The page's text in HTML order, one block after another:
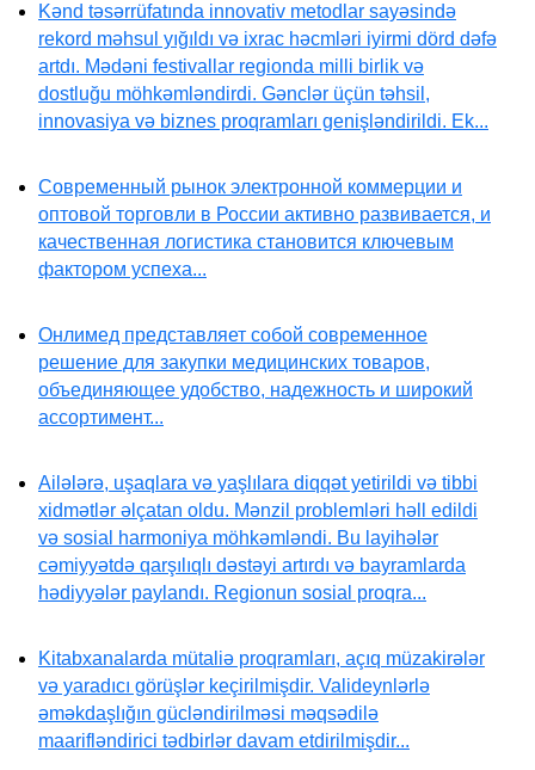
Kənd təsərrüfatında innovativ metodlar sayəsində
rekord məhsul yığıldı və ixrac həcmləri iyirmi dörd dəfə
artdı. Mədəni festivallar regionda milli birlik və
dostluğu möhkəmləndirdi. Gənclər üçün təhsil,
innovasiya və biznes proqramları genişləndirildi. Ek...
Современный рынок электронной коммерции и
оптовой торговли в России активно развивается, и
качественная логистика становится ключевым
фактором успеха...
Онлимед представляет собой современное
решение для закупки медицинских товаров,
объединяющее удобство, надежность и широкий
ассортимент...
Ailələrə, uşaqlara və yaşlılara diqqət yetirildi və tibbi
xidmətlər əlçatan oldu. Mənzil problemləri həll edildi
və sosial harmoniya möhkəmləndi. Bu layihələr
cəmiyyətdə qarşılıqlı dəstəyi artırdı və bayramlarda
hədiyyələr paylandı. Regionun sosial proqra...
Kitabxanalarda mütaliə proqramları, açıq müzakirələr
və yaradıcı görüşlər keçirilmişdir. Valideynlərlə
əməkdaşlığın gücləndirilməsi məqsədilə
maarifləndirici tədbirlər davam etdirilmişdir...